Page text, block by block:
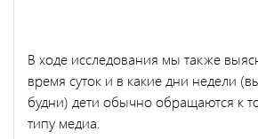
В ходе исследования мы также
время суток и в какие дни недели
будни) дети обычно обращаются к
типу медиа.